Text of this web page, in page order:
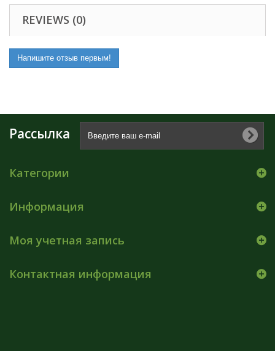
REVIEWS (0)
Напишите отзыв первым!
Рассылка
Категории
Информация
Моя учетная запись
Контактная информация